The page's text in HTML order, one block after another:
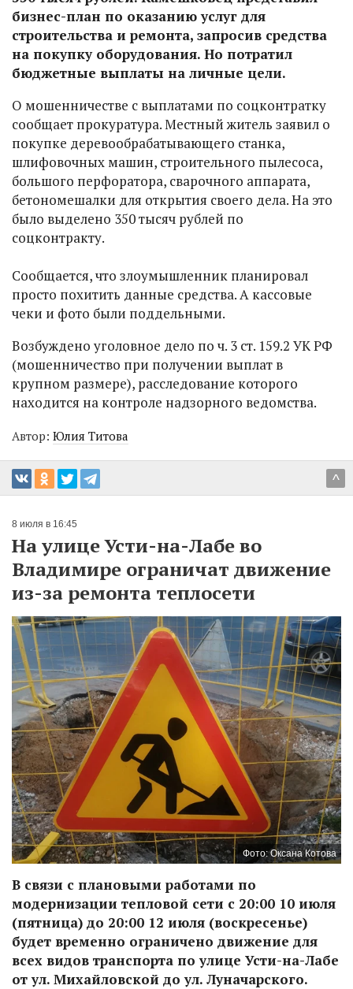
бизнес-план по оказанию услуг для
строительства и ремонта, запросив средства
на покупку оборудования. Но потратил
бюджетные выплаты на личные цели.
О мошенничестве с выплатами по соцконтратку
сообщает прокуратура. Местный житель заявил о
покупке деревообрабатывающего станка,
шлифовочных машин, строительного пылесоса,
большого перфоратора, сварочного аппарата,
бетономешалки для открытия своего дела. На это
было выделено 350 тысяч рублей по
соцконтракту.
Сообщается, что злоумышленник планировал
просто похитить данные средства. А кассовые
чеки и фото были поддельными.
Возбуждено уголовное дело по ч. 3 ст. 159.2 УК РФ
(мошенничество при получении выплат в
крупном размере), расследование которого
находится на контроле надзорного ведомства.
Автор: Юлия Титова
^
8 июля в 16:45
На улице Усти-на-Лабе во
Владимире ограничат движение
из-за ремонта теплосети
Фото: Оксана Котова
В связи с плановыми работами по
модернизации тепловой сети с 20:00 10 июля
(пятница) до 20:00 12 июля (воскресенье)
будет временно ограничено движение для
всех видов транспорта по улице Усти-на-Лабе
от ул. Михайловской до ул. Луначарского.